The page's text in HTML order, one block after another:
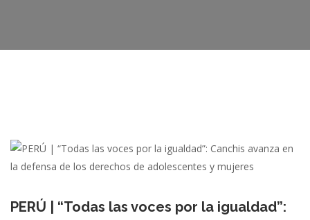
PERÚ | “Todas las voces por la igualdad”: